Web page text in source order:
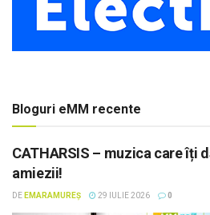
Bloguri eMM recente
CATHARSIS – muzica care îți
amiezii!
DE EMARAMUREȘ 29 IULIE 2026 0